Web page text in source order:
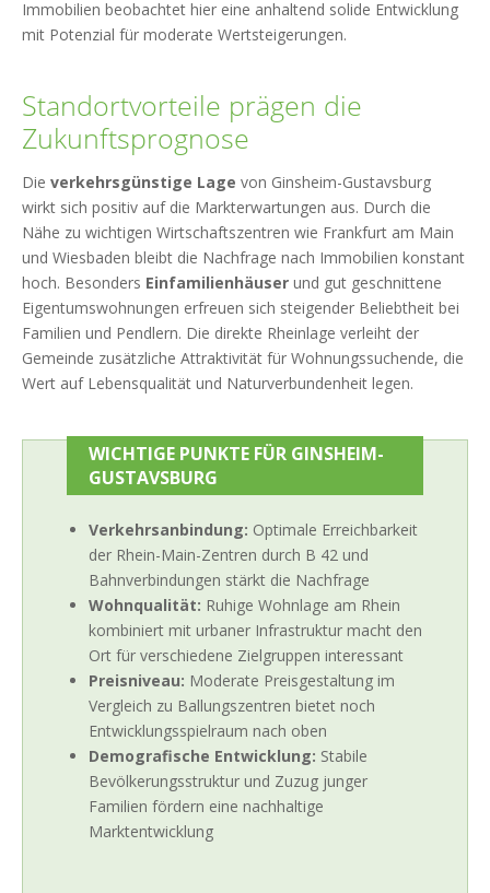
Immobilien beobachtet hier eine anhaltend solide Entwicklung
mit Potenzial für moderate Wertsteigerungen.
Standortvorteile prägen die
Zukunftsprognose
Die verkehrsgünstige Lage von Ginsheim-Gustavsburg
wirkt sich positiv auf die Markterwartungen aus. Durch die
Nähe zu wichtigen Wirtschaftszentren wie Frankfurt am Main
und Wiesbaden bleibt die Nachfrage nach Immobilien konstant
hoch. Besonders Einfamilienhäuser und gut geschnittene
Eigentumswohnungen erfreuen sich steigender Beliebtheit bei
Familien und Pendlern. Die direkte Rheinlage verleiht der
Gemeinde zusätzliche Attraktivität für Wohnungssuchende, die
Wert auf Lebensqualität und Naturverbundenheit legen.
WICHTIGE PUNKTE FÜR GINSHEIM-
GUSTAVSBURG
Verkehrsanbindung: Optimale Erreichbarkeit
der Rhein-Main-Zentren durch B 42 und
Bahnverbindungen stärkt die Nachfrage
Wohnqualität: Ruhige Wohnlage am Rhein
kombiniert mit urbaner Infrastruktur macht den
Ort für verschiedene Zielgruppen interessant
Preisniveau: Moderate Preisgestaltung im
Vergleich zu Ballungszentren bietet noch
Entwicklungsspielraum nach oben
Demografische Entwicklung: Stabile
Bevölkerungsstruktur und Zuzug junger
Familien fördern eine nachhaltige
Marktentwicklung